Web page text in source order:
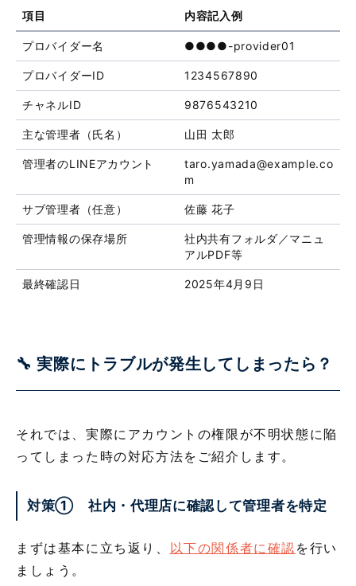
項目 内容記入例
プロバイダー名 ●●●●-provider01
プロバイダーID 1234567890
チャネルID 9876543210
主な管理者（氏名） 山田 太郎
管理者のLINEアカウント
taro.yamada@example.co
m
サブ管理者（任意） 佐藤 花子
管理情報の保存場所
社内共有フォルダ／マニュ
アルPDF等
最終確認日 2025年4月9日
🔧 実際にトラブルが発生してしまったら？
それでは、実際にアカウントの権限が不明状態に陥
ってしまった時の対応方法をご紹介します。
対策① 社内・代理店に確認して管理者を特定
まずは基本に立ち返り、 以下の関係者に確認 を行い
ましょう。